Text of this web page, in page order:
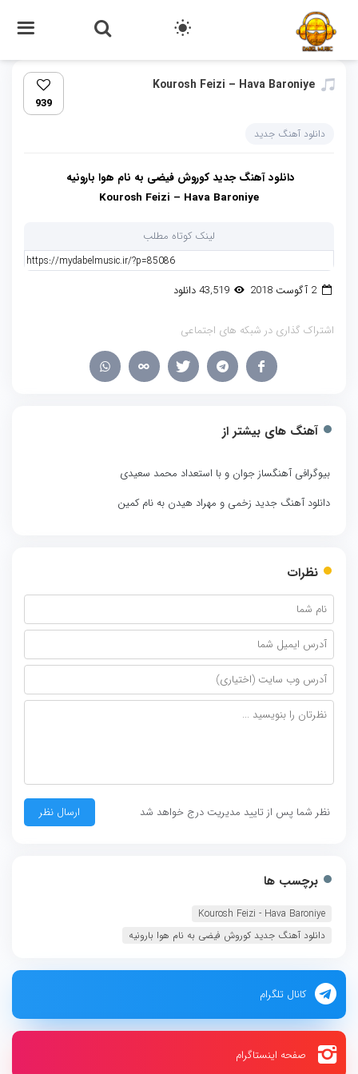
Kourosh Feizi – Hava Baroniye
939
دانلود آهنگ جدید
دانلود آهنگ جدید کوروش فیضی به نام هوا بارونیه
Kourosh Feizi – Hava Baroniye
لینک کوتاه مطلب
2 آگوست 2018 43,519 دانلود
اشتراک گذاری در شبکه های اجتماعی
آهنگ های بیشتر از
بیوگرافی آهنگساز جوان و با استعداد محمد سعیدی
دانلود آهنگ جدید زخمی و مهراد هیدن به نام کمین
نظرات
نظر شما پس از تایید مدیریت درج خواهد شد
برچسب ها
Kourosh Feizi - Hava Baroniye
دانلود آهنگ جدید کوروش فیضی به نام هوا بارونیه
کانال تلگرام
صفحه اینستاگرام